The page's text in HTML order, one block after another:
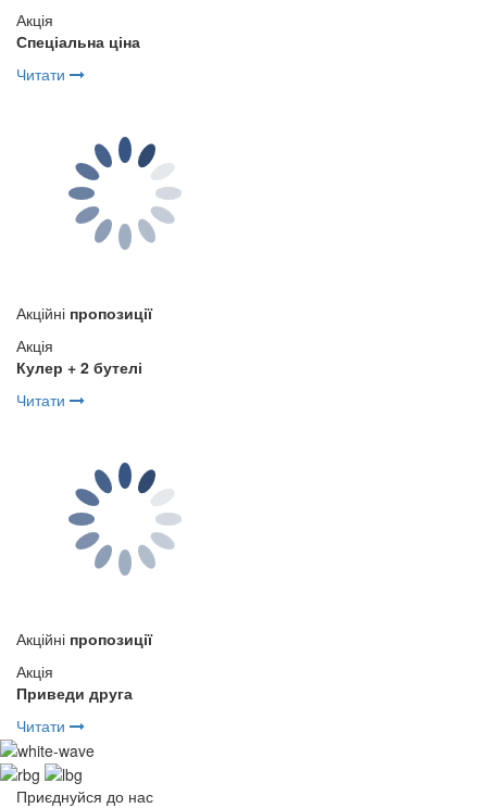
Акція
Спеціальна ціна
Читати
Акційні пропозиції
Акція
Кулер + 2 бутелі
Читати
Акційні пропозиції
Акція
Приведи друга
Читати
Приєднуйся до нас